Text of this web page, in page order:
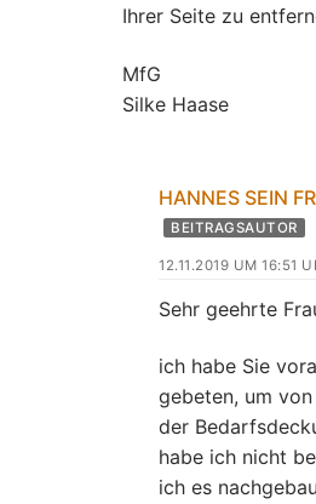
Ihrer Seite zu
MfG
Silke Haase
HANNES SEIN
BEITRAGSAUTOR
12.11.2019 UM 16:51
Sehr geehrte
ich habe Sie
gebeten, um
der
habe ich nicht
ich es